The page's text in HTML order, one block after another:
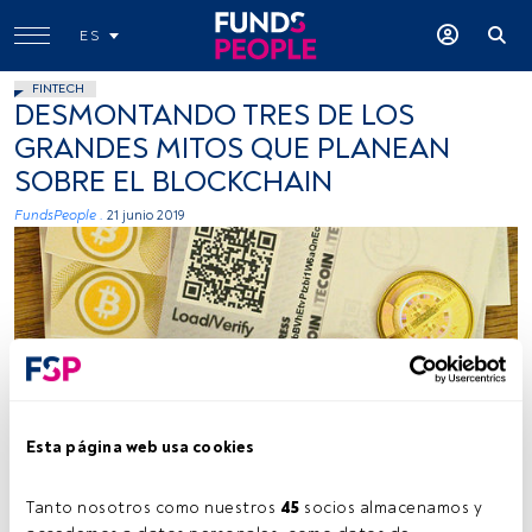
Esta página web usa cookies
Tanto nosotros como nuestros 45 socios almacenamos y
ES
FINTECH
DESMONTANDO TRES DE LOS
GRANDES MITOS QUE PLANEAN
SOBRE EL BLOCKCHAIN
FundsPeople . 21 junio 2019
Tiempo lectura: 2 min.